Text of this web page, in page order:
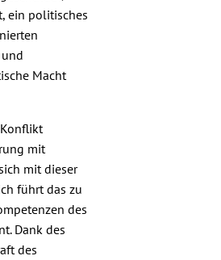
ein politisches
Macht
mit
mit dieser
führt das zu
des
Dank des
des